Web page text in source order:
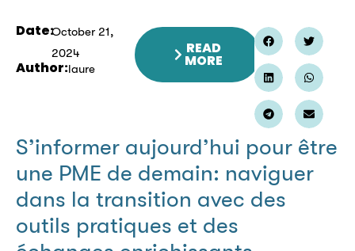
S’informer aujourd’hui pour être
une PME de demain: naviguer
dans la transition avec des
outils pratiques et des
Date:October 21,
2024
Author:laure
READ
MORE